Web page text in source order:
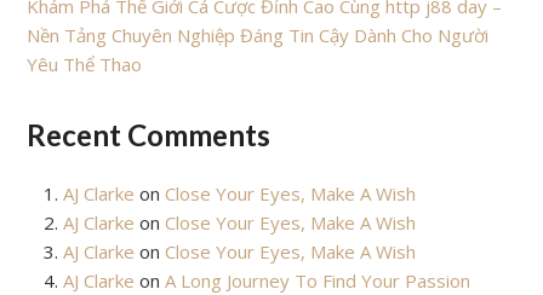
Khám Phá Thế Giới Cá Cược Đỉnh Cao Cùng http j88 day –
Nền Tảng Chuyên Nghiệp Đáng Tin Cậy Dành Cho Người
Yêu Thể Thao
Recent Comments
AJ Clarke on Close Your Eyes, Make A Wish
AJ Clarke on Close Your Eyes, Make A Wish
AJ Clarke on Close Your Eyes, Make A Wish
AJ Clarke onA Long Journey To Find Your Passion